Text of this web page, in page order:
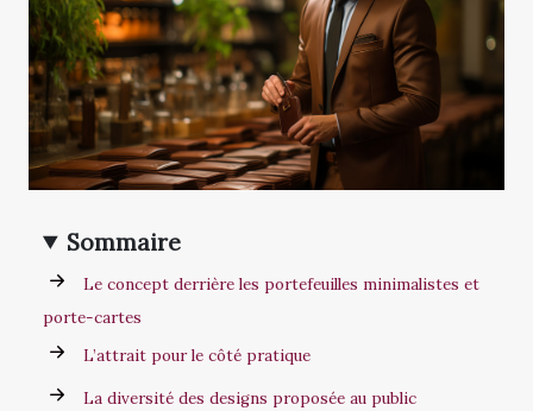
Sommaire
Le concept derrière les portefeuilles minimalistes et
porte-cartes
L’attrait pour le côté pratique
La diversité des designs proposée au public